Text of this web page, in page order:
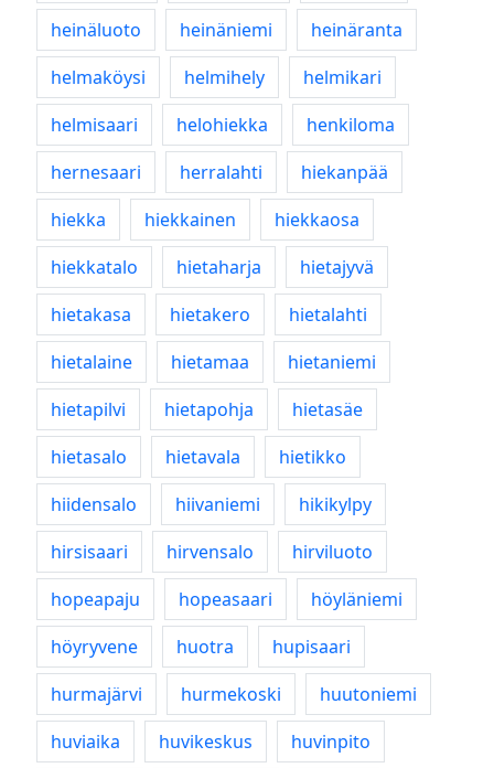
heinäluoto
heinäniemi
heinäranta
helmaköysi
helmihely
helmikari
helmisaari
helohiekka
henkiloma
hernesaari
herralahti
hiekanpää
hiekka
hiekkainen
hiekkaosa
hiekkatalo
hietaharja
hietajyvä
hietakasa
hietakero
hietalahti
hietalaine
hietamaa
hietaniemi
hietapilvi
hietapohja
hietasäe
hietasalo
hietavala
hietikko
hiidensalo
hiivaniemi
hikikylpy
hirsisaari
hirvensalo
hirviluoto
hopeapaju
hopeasaari
höyläniemi
höyryvene
huotra
hupisaari
hurmajärvi
hurmekoski
huutoniemi
huviaika
huvikeskus
huvinpito